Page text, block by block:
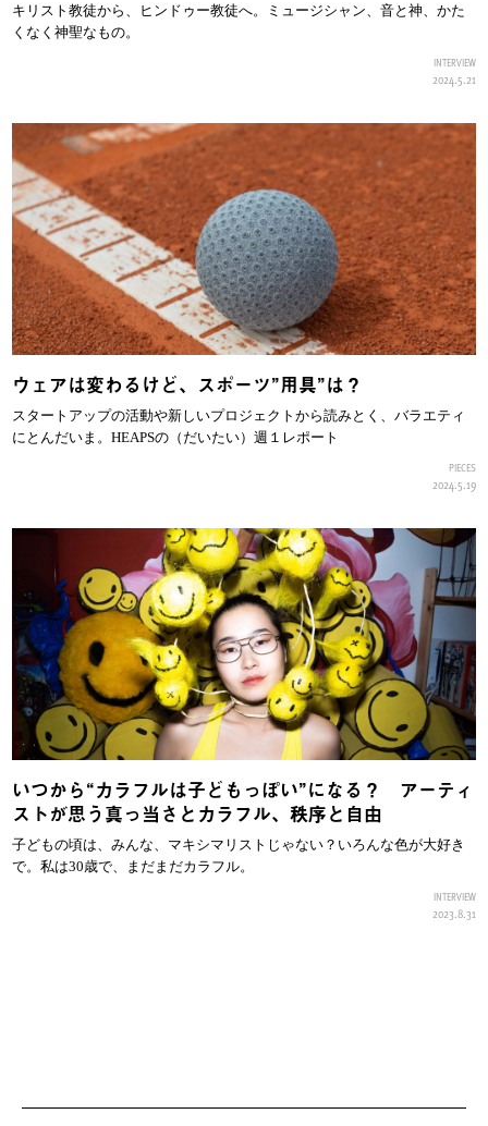
キリスト教徒から、ヒンドゥー教徒へ。ミュージシャン、音と神、かた
くなく神聖なもの。
INTERVIEW
2024.5.21
ウェアは変わるけど、スポーツ”用具”は？
スタートアップの活動や新しいプロジェクトから読みとく、バラエティ
にとんだいま。HEAPSの（だいたい）週１レポート
PIECES
2024.5.19
いつから“カラフルは子どもっぽい”になる？ アーティ
ストが思う真っ当さとカラフル、秩序と自由
子どもの頃は、みんな、マキシマリストじゃない？いろんな色が大好き
で。私は30歳で、まだまだカラフル。
INTERVIEW
2023.8.31